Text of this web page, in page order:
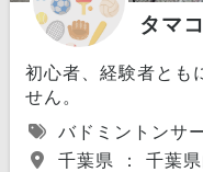
タマ
初心者、経験者とも
せん。
バドミントンサ
千葉県 ： 千葉